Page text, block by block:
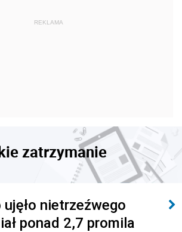
zatrzymanie
ujęło nietrzeźwego
ponad 2,7 promila